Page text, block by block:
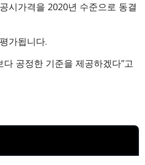
시가격을 2020년 수준으로 동결
가됩니다.
공정한 기준을 제공하겠다”고